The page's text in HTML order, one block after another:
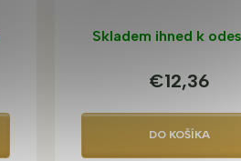
Skladem ihned k
€12,36
DO KOŠÍKA